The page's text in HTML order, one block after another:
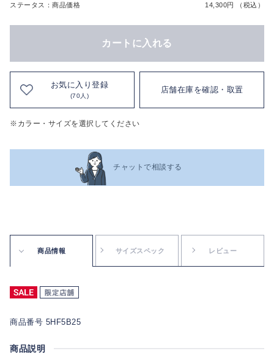
ステータス：商品価格 14,300円 （税込）
カートに入れる
お気に入り登録
(70人)
店舗在庫を確認・取置
※カラー・サイズを選択してください
チャットで相談する
商品情報 サイズスペック レビュー
商品番号 5HF5B25
商品説明